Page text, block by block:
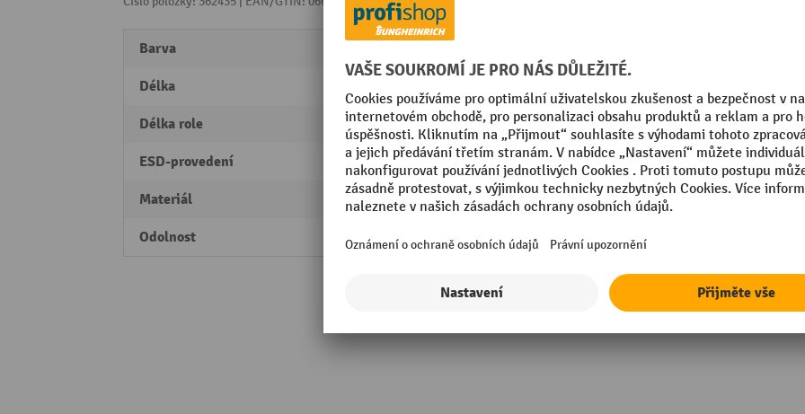
Barva
Délka
Délka role 18.29 m
ESD-provedení Ano
Materiál mikrobuněčný vinyl
Odolnost statisch ableitend
Stupeň namáhání
Technické vlastnosti